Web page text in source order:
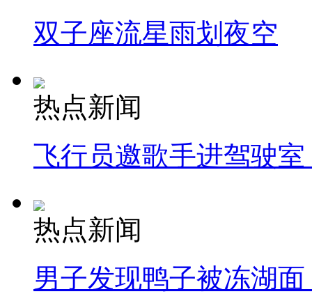
双子座流星雨划夜空
热点新闻
飞行员邀歌手进驾驶
热点新闻
男子发现鸭子被冻湖